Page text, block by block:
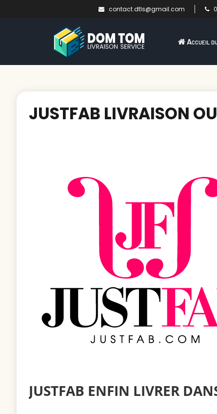
contact.dtls@gmail.com
Accueil
JUSTFAB LIVRAISON
JUSTFAB ENFIN LIVRER